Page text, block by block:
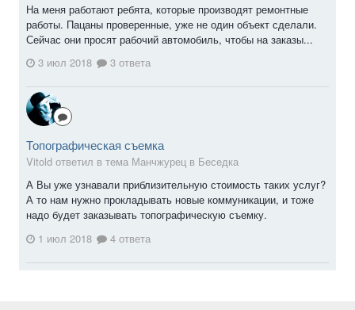
На меня работают ребята, которые производят ремонтные
работы. Пацаны проверенные, уже не один объект сделали.
Сейчас они просят рабочий автомобиль, чтобы на заказы...
3 июл 2018
3 ответа
Топографическая съемка
Vitold ответил в тема Манчжурец в Беседка
А Вы уже узнавали приблизительную стоимость таких услуг?
А то нам нужно прокладывать новые коммуникации, и тоже
надо будет заказывать топографическую съемку.
1 июл 2018
4 ответа